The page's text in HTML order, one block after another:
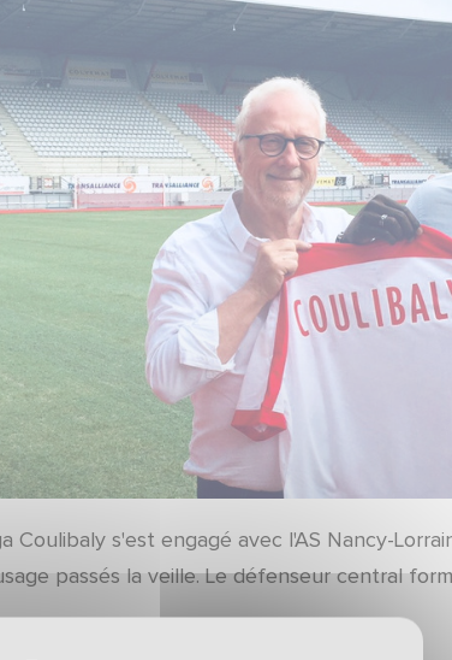
Coulibaly s'est engagé avec l'AS Nancy-
passés la veille. Le défenseur central